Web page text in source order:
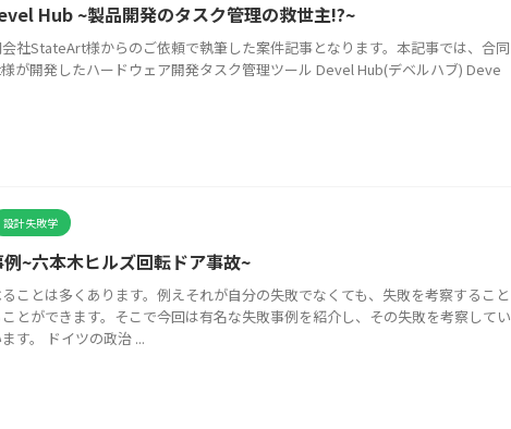
Hub ~製品開発のタスク管理の救世主!?~
社StateArt様からのご依頼で執筆した案件記事となります。本記事では、合同
が開発したハードウェア開発タスク管理ツール Devel Hub(デベルハブ) Deve
設計失敗学
~六本木ヒルズ回転ドア事故~
ことは多くあります。例えそれが自分の失敗でなくても、失敗を考察すること
とができます。そこで今回は有名な失敗事例を紹介し、その失敗を考察してい
す。 ドイツの政治 ...